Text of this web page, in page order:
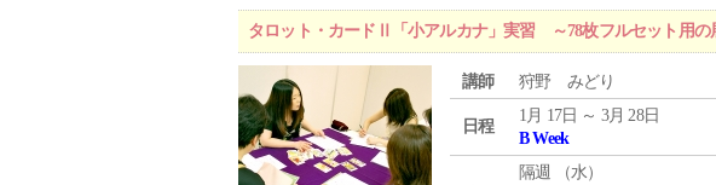
タロット・カードⅡ「小アルカナ」実習 ～78枚フルセット用の
講師 狩野 みどり
日程
1月 17日 ～ 3月 28日
B Week
隔週 （水）